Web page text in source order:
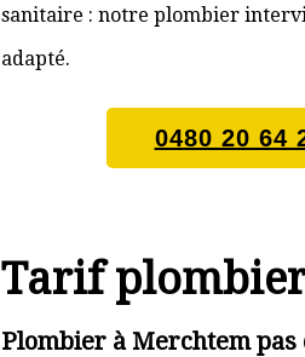
sanitaire : notre plombier
adapté.
0480 20 64
Tarif
Plombier à Merchtem